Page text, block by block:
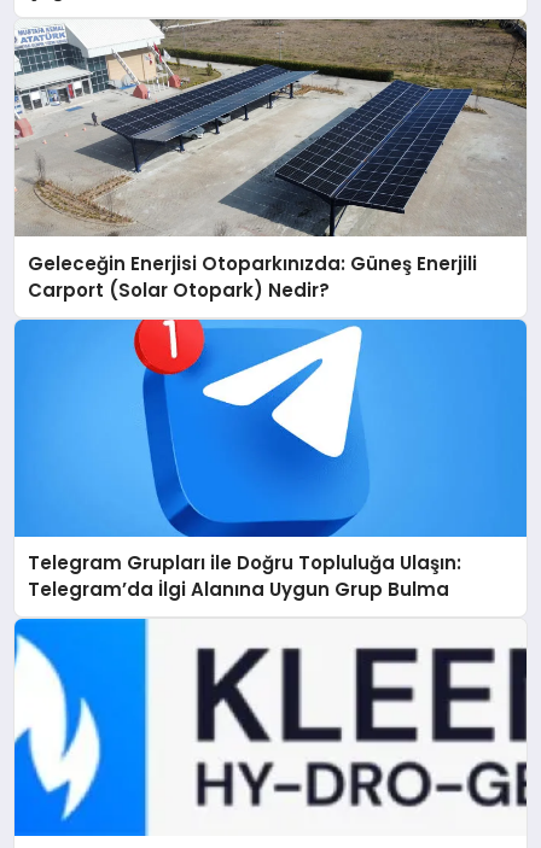
Geleceğin Enerjisi Otoparkınızda: Güneş Enerjili
Carport (Solar Otopark) Nedir?
Telegram Grupları ile Doğru Topluluğa Ulaşın:
Telegram’da İlgi Alanına Uygun Grup Bulma